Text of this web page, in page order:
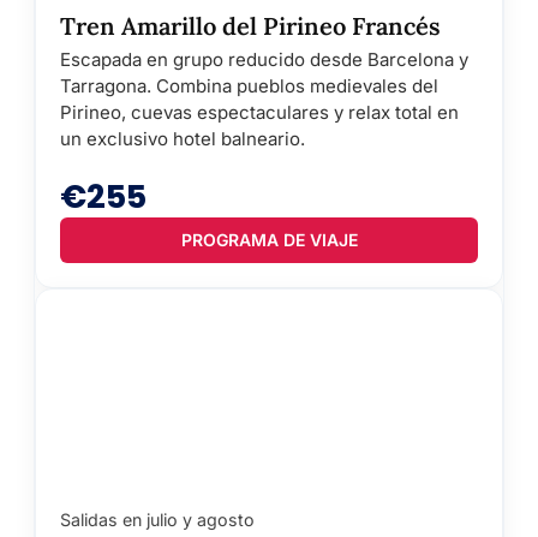
Tren Amarillo del Pirineo Francés
Escapada en grupo reducido desde Barcelona y
Tarragona. Combina pueblos medievales del
Pirineo, cuevas espectaculares y relax total en
un exclusivo hotel balneario.
€255
PROGRAMA DE VIAJE
Salidas en julio y agosto